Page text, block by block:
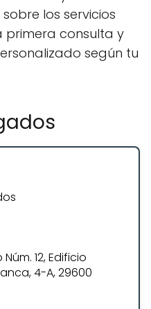
los servicios
primera consulta y
según tu
12, Edificio
4-A, 29600